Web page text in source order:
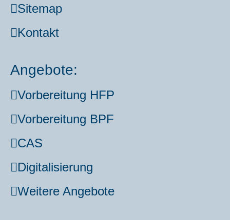
Site­map
Kon­takt
Angebote:
Vor­be­rei­tung HFP
Vor­be­rei­tung BPF
CAS
Digi­ta­li­sie­rung
Wei­te­re Ange­bo­te